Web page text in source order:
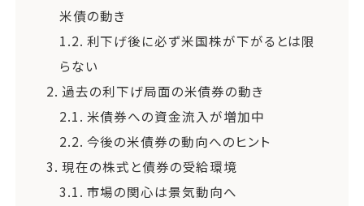
米債の動き
1.2. 利下げ後に必ず米国株が下がるとは限
らない
2. 過去の利下げ局面の米債券の動き
2.1. 米債券への資金流入が増加中
2.2. 今後の米債券の動向へのヒント
3. 現在の株式と債券の受給環境
3.1. 市場の関心は景気動向へ